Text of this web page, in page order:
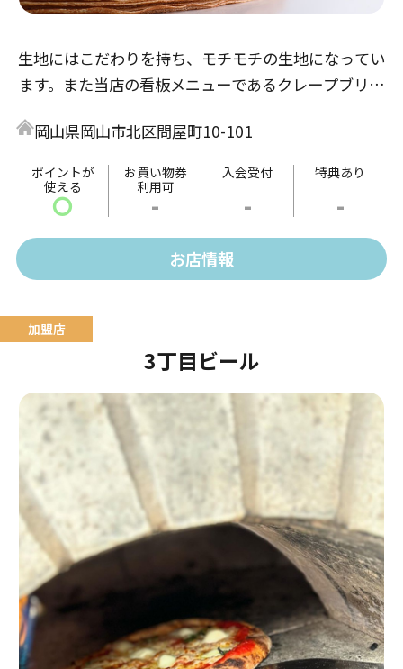
生地にはこだわりを持ち、モチモチの生地になってい
ます。また当店の看板メニューであるクレープブリュ
自信があります。
岡山県岡山市北区問屋町10-101
ポイントが
使える
〇
お買い物券
利用可
-
入会受付
-
特典あり
-
お店情報
3丁目ビール